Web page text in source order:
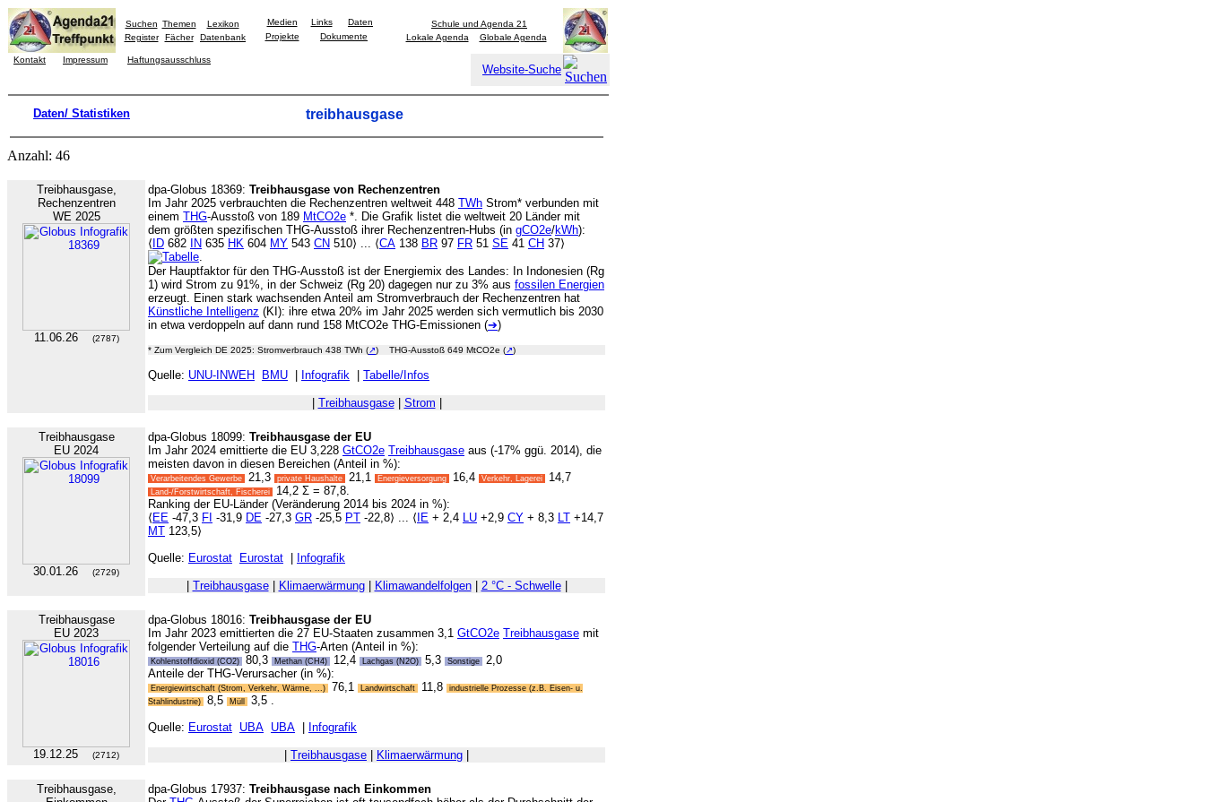
Suchen Themen
Lexikon
Register
Fächer Datenbank
Medien Links
Daten
Projekte
Dokumente
Schule und Agenda 21
Lokale Agenda
Globale Agenda
Kontakt Impressum Haftungsausschluss
Website-Suche
Daten/ Statistiken treibhausgase
Anzahl: 46
Treibhausgase,
Rechenzentren
WE 2025
11.06.26 (2787)
dpa-Globus 18369: Treibhausgase von Rechenzentren
Im Jahr 2025 verbrauchten die Rechenzentren weltweit 448 TWh Strom* verbunden mit
einem THG-Ausstoß von 189 MtCO2e *. Die Grafik listet die weltweit 20 Länder mit
dem größten spezifischen THG-Ausstoß ihrer Rechenzentren-Hubs (in gCO2e/kWh):
⟨ ID 682 IN 635 HK 604 MY 543 CN 510⟩ ... ⟨CA 138 BR 97 FR 51 SE 41 CH 37⟩
.
Der Hauptfaktor für den THG-Ausstoß ist der Energiemix des Landes: In Indonesien (Rg
1) wird Strom zu 91%, in der Schweiz (Rg 20) dagegen nur zu 3% aus fossilen Energien
erzeugt. Einen stark wachsenden Anteil am Stromverbrauch der Rechenzentren hat
Künstliche Intelligenz (KI): ihre etwa 20% im Jahr 2025 werden sich vermutlich bis 2030
in etwa verdoppeln auf dann rund 158 MtCO2e THG-Emissionen (➔)
* Zum Vergleich DE 2025: Stromverbrauch 438 TWh (↗) THG-Ausstoß 649 MtCO2e (↗)
Quelle: UNU-INWEH BMU Infografik Tabelle/Infos
Treibhausgase| Strom
Treibhausgase
EU 2024
30.01.26 (2729)
dpa-Globus 18099: Treibhausgase der EU
Im Jahr 2024 emittierte die EU 3,228 GtCO2e Treibhausgase aus (-17% ggü. 2014), die
meisten davon in diesen Bereichen (Anteil in %):
Verarbeitendes Gewerbe 21,3 private Haushalte 21,1 Energieversorgung 16,4 Verkehr, Lagerei 14,7
Land-/Forstwirtschaft, Fischerei
14,2 Σ = 87,8.
Ranking der EU-Länder (Veränderung 2014 bis 2024 in %):
⟨ EE -47,3 FI -31,9 DE -27,3 GR -25,5 PT -22,8⟩ ... ⟨ IE + 2,4 LU +2,9 CY + 8,3 LT +14,7
MT 123,5⟩
Quelle: Eurostat Eurostat Infografik
Treibhausgase| Klimaerwärmung| Klimawandelfolgen| 2 °C - Schwelle|
Treibhausgase
EU 2023
19.12.25 (2712)
dpa-Globus 18016: Treibhausgase der EU
Im Jahr 2023 emittierten die 27 EU-Staaten zusammen 3,1 GtCO2e Treibhausgase mit
folgender Verteilung auf die THG-Arten (Anteil in %):
Kohlenstoffdioxid (CO2) 80,3 Methan (CH4) 12,4 Lachgas (N2O) 5,3 Sonstige
2,0
Anteile der THG-Verursacher (in %):
Energiewirtschaft (Strom, Verkehr, Wärme, ...) 76,1 Landwirtschaft 11,8
industrielle Prozesse (z.B. Eisen- u.
Stahlindustrie)
8,5 Müll
3,5 .
Quelle: Eurostat UBA UBA Infografik
Treibhausgase Klimaerwärmung
Treibhausgase,
dpa-Globus 17937: Treibhausgase nach Einkommen